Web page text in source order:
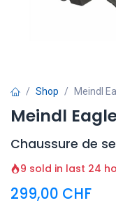
Shop Meindl
Meindl
Chaussure de
9 sold in last 24
299,00 CHF